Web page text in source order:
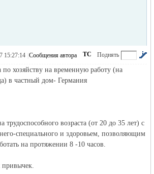
Поднять
ТС
15:27:14 Сообщения автора
хозяйству на временную работу (на
в частный дом- Германия
возраста (от 20 до 35 лет) с
специального и здоровьем, позволяющим
на протяжении 8 -10 часов.
привычек.